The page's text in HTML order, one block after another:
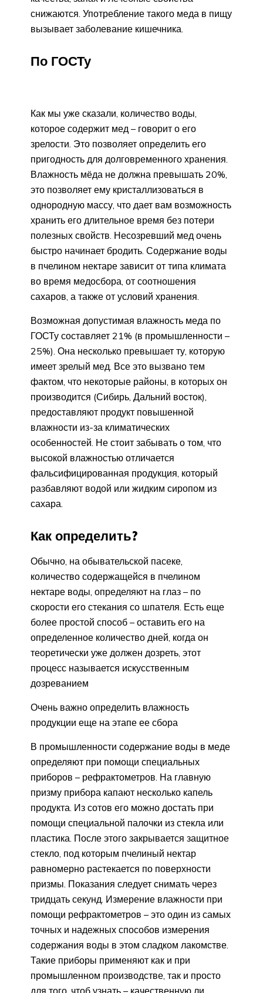
снижаются. Употребление такого меда в пищу
вызывает заболевание кишечника.
По ГОСТу
Как мы уже сказали, количество воды,
которое содержит мед – говорит о его
зрелости. Это позволяет определить его
пригодность для долговременного хранения.
Влажность мёда не должна превышать 20%,
это позволяет ему кристаллизоваться в
однородную массу, что дает вам возможность
хранить его длительное время без потери
полезных свойств. Несозревший мед очень
быстро начинает бродить. Содержание воды
в пчелином нектаре зависит от типа климата
во время медосбора, от соотношения
сахаров, а также от условий хранения.
Возможная допустимая влажность меда по
ГОСТу составляет 21% (в промышленности –
25%). Она несколько превышает ту, которую
имеет зрелый мед. Все это вызвано тем
фактом, что некоторые районы, в которых он
производится (Сибирь, Дальний восток),
предоставляют продукт повышенной
влажности из-за климатических
особенностей. Не стоит забывать о том, что
высокой влажностью отличается
фальсифицированная продукция, который
разбавляют водой или жидким сиропом из
сахара.
Как определить?
Обычно, на обывательской пасеке,
количество содержащейся в пчелином
нектаре воды, определяют на глаз – по
скорости его стекания со шпателя. Есть еще
более простой способ – оставить его на
определенное количество дней, когда он
теоретически уже должен дозреть, этот
процесс называется искусственным
дозреванием
Очень важно определить влажность
продукции еще на этапе ее сбора
В промышленности содержание воды в меде
определяют при помощи специальных
приборов – рефрактометров. На главную
призму прибора капают несколько капель
продукта. Из сотов его можно достать при
помощи специальной палочки из стекла или
пластика. После этого закрывается защитное
стекло, под которым пчелиный нектар
равномерно растекается по поверхности
призмы. Показания следует снимать через
тридцать секунд. Измерение влажности при
помощи рефрактометров – это один из самых
точных и надежных способов измерения
содержания воды в этом сладком лакомстве.
Такие приборы применяют как и при
промышленном производстве, так и просто
для того, чтоб узнать – качественную ли